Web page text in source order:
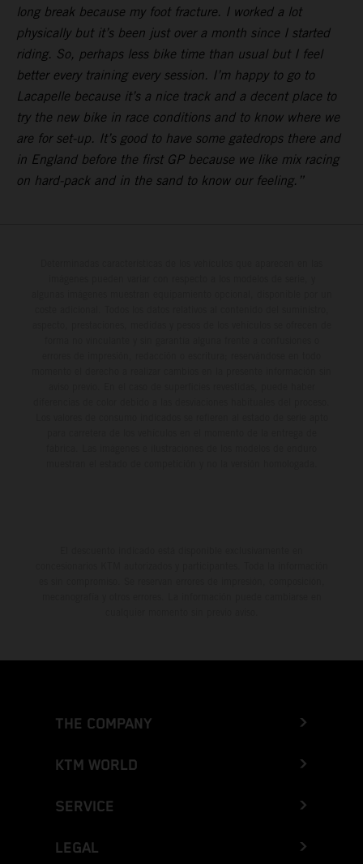
long break because my foot fracture. I worked a lot
physically but it’s been just over a month since I started
riding. So, perhaps less bike time than usual but I feel
better every training every session. I’m happy to go to
Lacapelle because it’s a nice track and a decent place to
try the new bike in race conditions and to know where we
are for set-up. It’s good to have some gatedrops there and
in England before the first GP because we like mix racing
on hard-pack and in the sand to know our feeling.”
THE COMPANY
KTM WORLD
SERVICE
LEGAL